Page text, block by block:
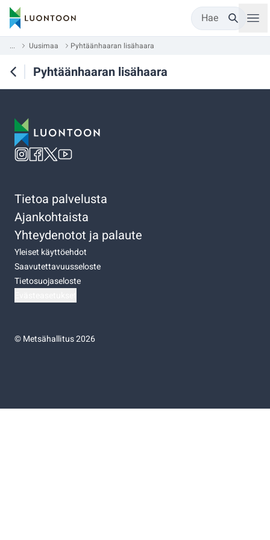
Hae
... Uusimaa Pyhtäänhaaran lisähaara
Pyhtäänhaaran lisähaara
Tietoa palvelusta
Ajankohtaista
Yhteydenotot ja palaute
Yleiset käyttöehdot
Saavutettavuusseloste
Tietosuojaseloste
©Metsähallitus 2026